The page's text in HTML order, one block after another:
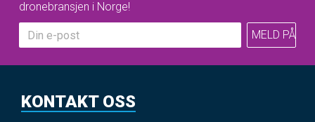
dronebransjen i Norge!
KONTAKT OSS